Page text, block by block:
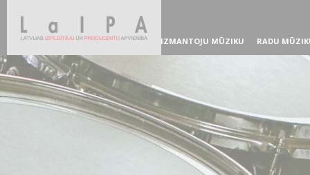
IZMANTOJU MŪZIKU RADU